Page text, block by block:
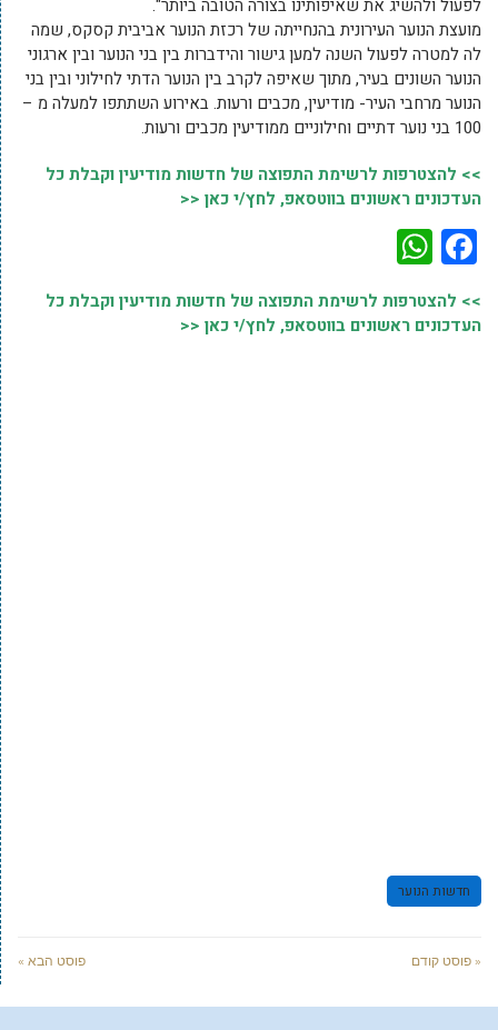
לפעול ולהשיג את שאיפותינו בצורה הטובה ביותר".
מועצת הנוער העירונית בהנחייתה של רכזת הנוער אביבית קסקס, שמה
לה למטרה לפעול השנה למען גישור והידברות בין בני הנוער ובין ארגוני
הנוער השונים בעיר, מתוך שאיפה לקרב בין הנוער הדתי לחילוני ובין בני
הנוער מרחבי העיר- מודיעין, מכבים ורעות. באירוע השתתפו למעלה מ –
100 בני נוער דתיים וחילוניים ממודיעין מכבים ורעות.
>> להצטרפות לרשימת התפוצה של חדשות מודיעין וקבלת כל
העדכונים ראשונים בווטסאפ, לחץ/י כאן <<
Facebook
>> להצטרפות לרשימת התפוצה של חדשות מודיעין וקבלת כל
העדכונים ראשונים בווטסאפ, לחץ/י כאן <<
חדשות הנוער
« פוסט קודם פוסט הבא »